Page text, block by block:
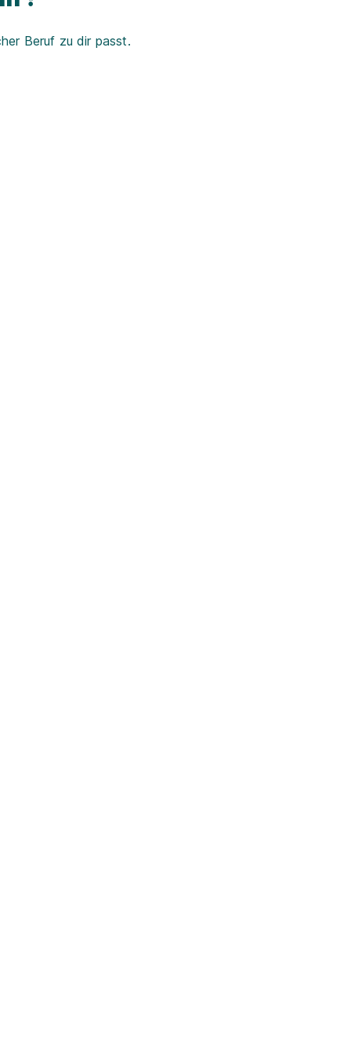
Beruf zu dir passt.